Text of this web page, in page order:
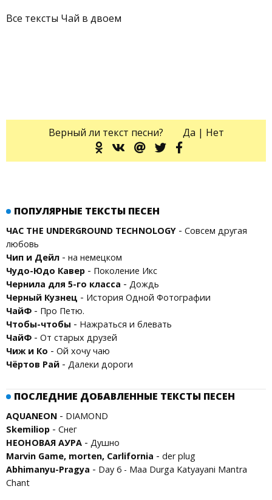
Все тексты Чай в двоем
Верный ли текст песни? Да | Нет
ПОПУЛЯРНЫЕ ТЕКСТЫ ПЕСЕН
ЧАС THE UNDERGROUND TECHNOLOGY - Совсем другая
любовь
Чип и Дейл - на немецком
Чудо-Юдо Кавер - Поколение Икс
Чернила для 5-го класса - Дождь
Черный Кузнец - История Одной Фотографии
ЧайФ - Про Петю.
Чтобы-чтобы - Нажраться и блевать
ЧайФ - От старых друзей
Чиж и Ко - Ой хочу чаю
Чёртов Рай - Далеки дороги
ПОСЛЕДНИЕ ДОБАВЛЕННЫЕ ТЕКСТЫ ПЕСЕН
AQUANEON - DIAMOND
Skemiliop - Снег
НЕОНОВАЯ АУРА - Душно
Marvin Game, morten, Carlifornia - der plug
Abhimanyu-Pragya - Day 6 - Maa Durga Katyayani Mantra
Chant